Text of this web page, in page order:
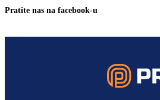
Pratite nas na facebook-u